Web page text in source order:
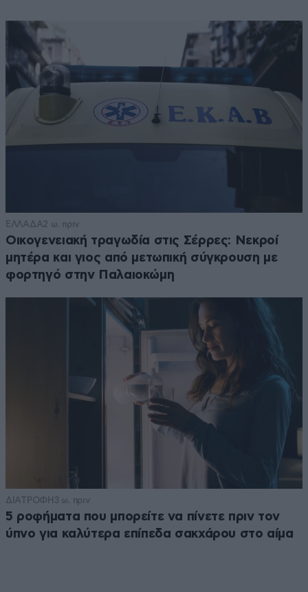
ΕΛΛΑΔΑ2 ω. πριν
Οικογενειακή τραγωδία στις Σέρρες: Νεκροί
μητέρα και γιος από μετωπική σύγκρουση με
φορτηγό στην Παλαιοκώμη
ΔΙΑΤΡΟΦΗ 3 ω. πριν
5 ροφήματα που μπορείτε να πίνετε πριν τον
ύπνο για καλύτερα επίπεδα σακχάρου στο αίμα